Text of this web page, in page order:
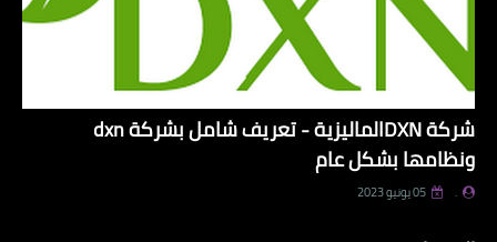
شركة DXNالماليزية - تعريف شامل بشركة dxn
ونظامها بشكل عام
. 05 يونيو 2023